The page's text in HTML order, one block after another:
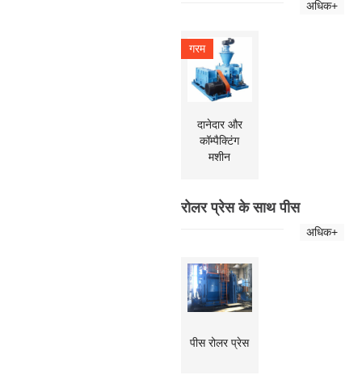
अधिक+
गरम
दानेदार और
कॉम्पैक्टिंग
मशीन
रोलर प्रेस के साथ पीस
अधिक+
पीस रोलर प्रेस